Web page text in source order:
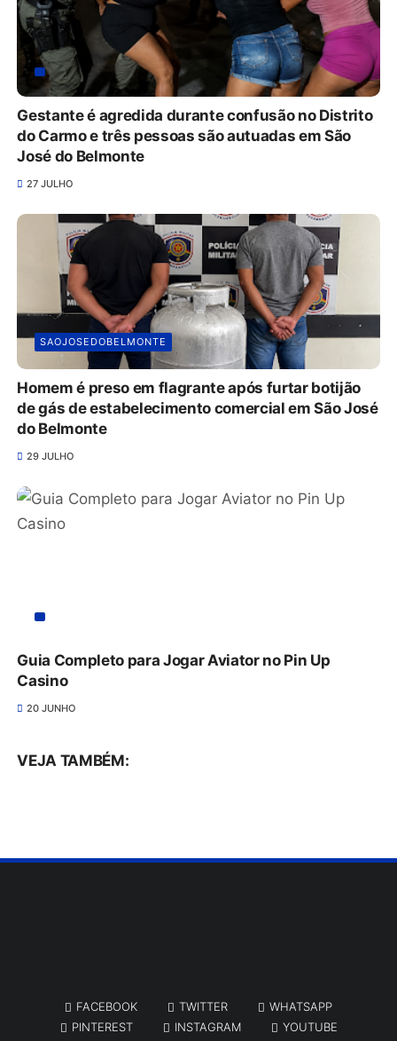
Gestante é agredida durante confusão no Distrito
do Carmo e três pessoas são autuadas em São
José do Belmonte
27 JULHO
SAOJOSEDOBELMONTE
Homem é preso em flagrante após furtar botijão
de gás de estabelecimento comercial em São José
do Belmonte
29 JULHO
Guia Completo para Jogar Aviator no Pin Up
Casino
20 JUNHO
VEJA TAMBÉM:
FACEBOOK TWITTER
WHATSAPP
PINTEREST
INSTAGRAM YOUTUBE